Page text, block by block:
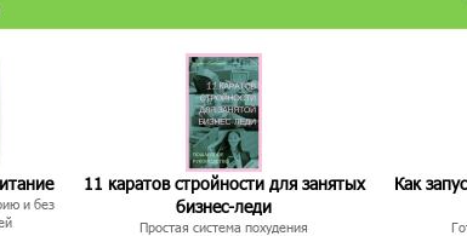
и без
11 каратов стройности для занятых
бизнес-леди
Простая система похудения
Как